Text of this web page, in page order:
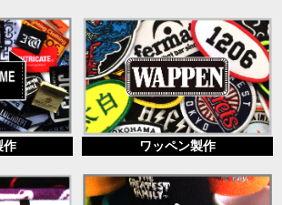
作 ワッペン製作